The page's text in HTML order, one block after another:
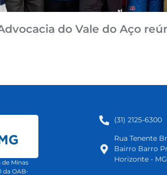
do Vale do Aço
de Minas
da OAB-
(31) 2125-6300​
Rua Tenente
Bairro Barro
Horizonte -